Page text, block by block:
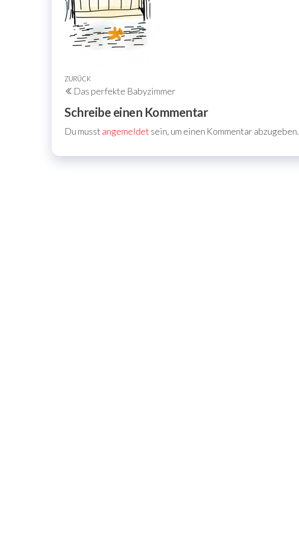
Beitragsnavigation
Vorheriger
Beitrag
ZURÜCK
Das perfekte Babyzimmer
Schreibe einen Kommentar
Du musst angemeldet sein, um einen Kommentar abzugeben.